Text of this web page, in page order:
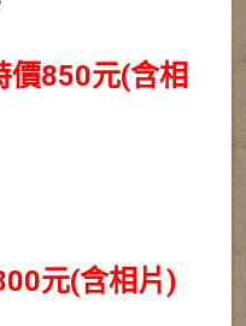
價850元(含相
元(含相片)